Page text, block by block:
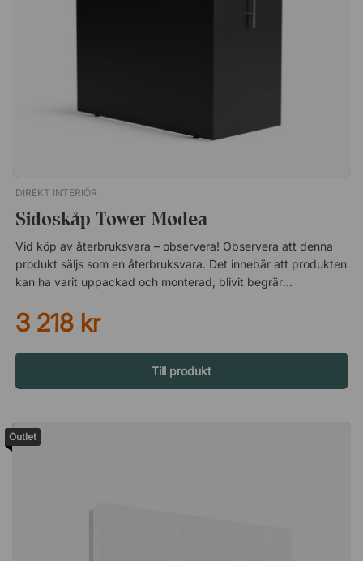
DIREKT INTERIÖR
Sidoskåp Tower Modea
Vid köp av återbruksvara – observera! Observera att denna
produkt säljs som en återbruksvara. Det innebär att produkten
kan ha varit uppackad och monterad, blivit begränsad
eller av annan anledning letar efter ett nytt hem. Produkten är
funktionellt felfri om ingenting annat anges i beskrivningen,
dock kan vissa kosmetiska defekter så som repor, bucklor och
fläckar förekomma. Läs därför alltid igenom
produktbeskrivningen noga. Returrätt gäller ej för
sida här! Reklamationsrätt vid köp av återbruk När du köper
återbrukade möbler hos oss gäller den allmänna
som återbruksprodukt. Reklamationsrätten är giltig i tre år från
3 218 kr
Till produkt
Outlet